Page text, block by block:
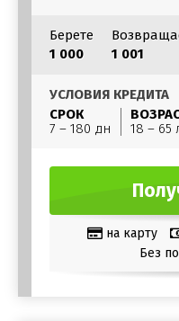
Берете
1 000
1 001
УСЛОВИЯ КРЕДИТА
СРОК
7 – 180 дн
18 – 65
на карту
Без